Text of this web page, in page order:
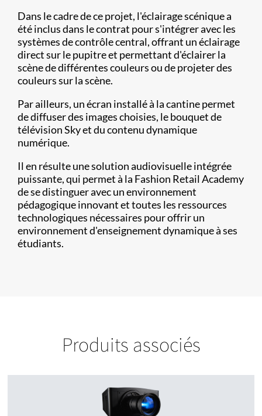
Dans le cadre de ce projet, l'éclairage scénique a
été inclus dans le contrat pour s'intégrer avec les
systèmes de contrôle central, offrant un éclairage
direct sur le pupitre et permettant d'éclairer la
scène de différentes couleurs ou de projeter des
couleurs sur la scène.
Par ailleurs, un écran installé à la cantine permet
de diffuser des images choisies, le bouquet de
télévision Sky et du contenu dynamique
numérique.
Il en résulte une solution audiovisuelle intégrée
puissante, qui permet à la Fashion Retail Academy
de se distinguer avec un environnement
pédagogique innovant et toutes les ressources
technologiques nécessaires pour offrir un
environnement d'enseignement dynamique à ses
étudiants.
Produits associés